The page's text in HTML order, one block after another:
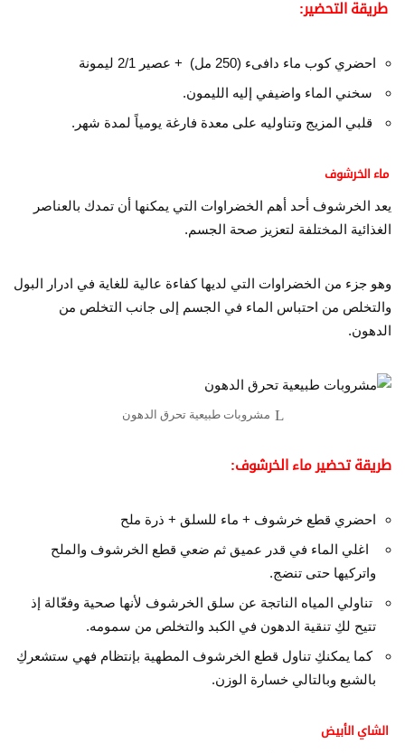
طريقة التحضير:
احضري كوب ماء دافىء (250 مل) + عصير 2/1 ليمونة
سخني الماء واضيفي إليه الليمون.
قلبي المزيج وتناوليه على معدة فارغة يومياً لمدة شهر.
ماء الخرشوف
يعد الخرشوف أحد أهم الخضراوات التي يمكنها أن تمدك بالعناصر
الغذائية المختلفة لتعزيز صحة الجسم.
وهو جزء من الخضراوات التي لديها كفاءة عالية للغاية في ادرار البول
والتخلص من احتباس الماء في الجسم إلى جانب التخلص من
الدهون.
مشروبات طبيعية تحرق الدهون
طريقة تحضير ماء الخرشوف:
احضري قطع خرشوف + ماء للسلق + ذرة ملح
اغلي الماء في قدر عميق ثم ضعي قطع الخرشوف والملح
واتركيها حتى تنضج.
تناولي المياه الناتجة عن سلق الخرشوف لأنها صحية وفعّالة إذ
تتيح لكِ تنقية الدهون في الكبد والتخلص من سمومه.
كما يمكنكِ تناول قطع الخرشوف المطهية بإنتظام فهي ستشعركِ
بالشبع وبالتالي خسارة الوزن.
الشاي الأبيض